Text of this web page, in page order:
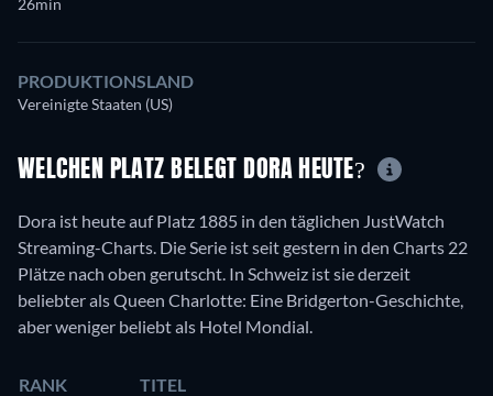
PRODUKTIONSLAND
Vereinigte Staaten (US)
WELCHEN PLATZ BELEGT DORA HEUTE?
Dora ist heute auf Platz 1885 in den täglichen JustWatch
Streaming-Charts. Die Serie ist seit gestern in den Charts 22
Plätze nach oben gerutscht. In Schweiz ist sie derzeit
beliebter als Queen Charlotte: Eine Bridgerton-Geschichte,
aber weniger beliebt als Hotel Mondial.
RANK TITEL